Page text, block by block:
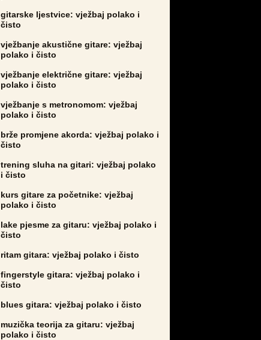
gitarske ljestvice: vježbaj polako i
čisto
vježbanje akustične gitare: vježbaj
polako i čisto
vježbanje električne gitare: vježbaj
polako i čisto
vježbanje s metronomom: vježbaj
polako i čisto
brže promjene akorda: vježbaj polako i
čisto
trening sluha na gitari: vježbaj polako
i čisto
kurs gitare za početnike: vježbaj
polako i čisto
lake pjesme za gitaru: vježbaj polako i
čisto
ritam gitara: vježbaj polako i čisto
fingerstyle gitara: vježbaj polako i
čisto
blues gitara: vježbaj polako i čisto
muzička teorija za gitaru: vježbaj
polako i čisto